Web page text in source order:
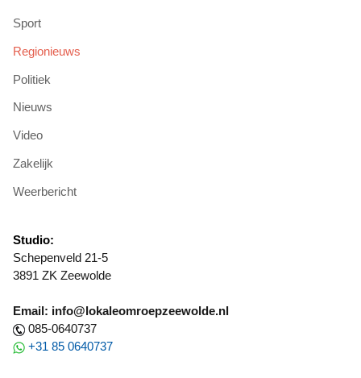
Sport
Regionieuws
Politiek
Nieuws
Video
Zakelijk
Weerbericht
Studio:
Schepenveld 21-5
3891 ZK Zeewolde
Email: info@lokaleomroepzeewolde.nl
085-0640737
+31 85 0640737